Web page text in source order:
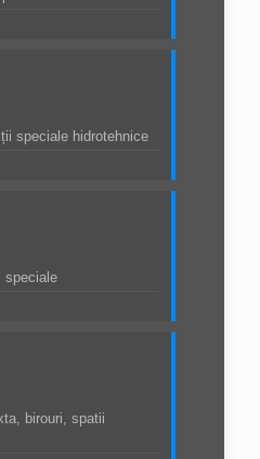
speciale hidrotehnice
speciale
birouri, spatii